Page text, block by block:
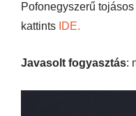
Pofonegyszerű
kattints IDE.
Javasolt fogyasztás: